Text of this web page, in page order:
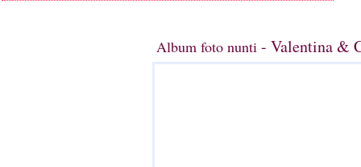
Album foto nunti - Valentina &